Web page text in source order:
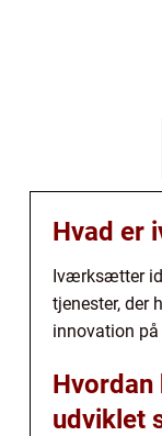
Hvad er
Iværksætter
tjenester, der
innovation på
udviklet